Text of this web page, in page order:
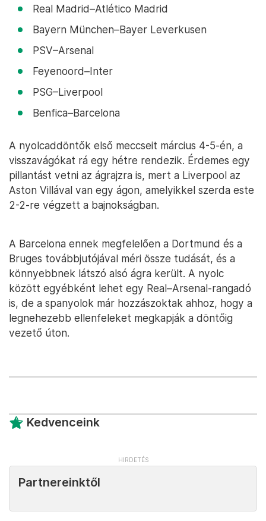
Real Madrid–Atlético Madrid
Bayern München–Bayer Leverkusen
PSV–Arsenal
Feyenoord–Inter
PSG–Liverpool
Benfica–Barcelona
A nyolcaddöntők első meccseit március 4-5-én, a
visszavágókat rá egy hétre rendezik. Érdemes egy
pillantást vetni az ágrajzra is, mert a Liverpool az
Aston Villával van egy ágon, amelyikkel szerda este
2-2-re végzett a bajnokságban.
A Barcelona ennek megfelelően a Dortmund és a
Bruges továbbjutójával méri össze tudását, és a
könnyebbnek látszó alsó ágra került. A nyolc
között egyébként lehet egy Real–Arsenal-rangadó
is, de a spanyolok már hozzászoktak ahhoz, hogy a
legnehezebb ellenfeleket megkapják a döntőig
vezető úton.
Kedvenceink
Partnereinktől